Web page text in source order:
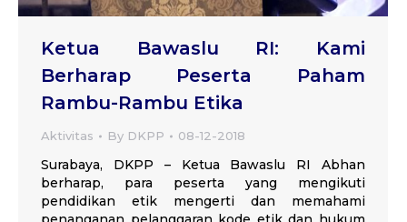
Ketua Bawaslu RI: Kami
Berharap Peserta Paham
Rambu-Rambu Etika
Aktivitas By DKPP 08-12-2018
Surabaya, DKPP – Ketua Bawaslu RI Abhan
berharap, para peserta yang mengikuti
pendidikan etik mengerti dan memahami